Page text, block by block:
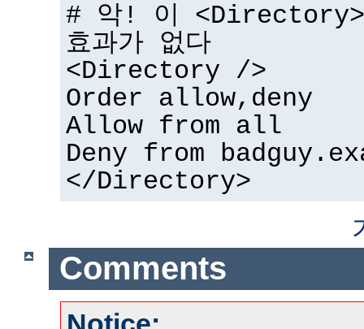
# 악! 이 <Directory>
효과가 없다
<Directory />
Order allow,deny
Allow from all
Deny from
</Directory>
Comments